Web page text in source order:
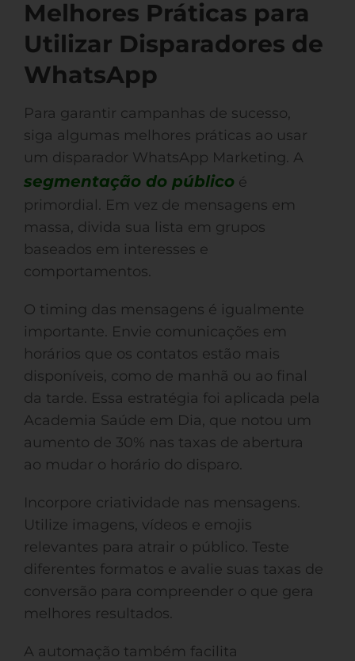
Melhores Práticas para
Utilizar Disparadores de
WhatsApp
Para garantir campanhas de sucesso,
siga algumas melhores práticas ao usar
um disparador WhatsApp Marketing. A
segmentação do público é
primordial. Em vez de mensagens em
massa, divida sua lista em grupos
baseados em interesses e
comportamentos.
O timing das mensagens é igualmente
importante. Envie comunicações em
horários que os contatos estão mais
disponíveis, como de manhã ou ao final
da tarde. Essa estratégia foi aplicada pela
Academia Saúde em Dia, que notou um
aumento de 30% nas taxas de abertura
ao mudar o horário do disparo.
Incorpore criatividade nas mensagens.
Utilize imagens, vídeos e emojis
relevantes para atrair o público. Teste
diferentes formatos e avalie suas taxas de
conversão para compreender o que gera
melhores resultados.
A automação também facilita